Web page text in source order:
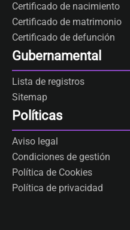
Certificado de nacimiento
Certificado de matrimonio
Certificado de defunción
Gubernamental
Lista de registros
Sitemap
Políticas
Aviso legal
Condiciones de gestión
Política de Cookies
Política de privacidad